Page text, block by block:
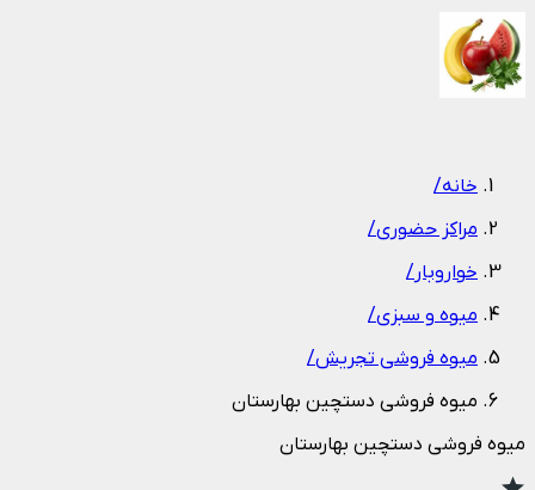
خانه/
مراکز حضوری/
خواروبار/
میوه و سبزی/
میوه فروشی تجریش/
میوه فروشی دستچین بهارستان
میوه فروشی دستچین بهارستان